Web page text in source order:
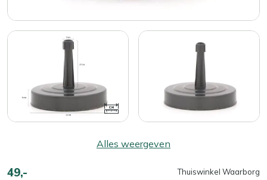
Alles weergeven
49,- Thuiswinkel Waarborg